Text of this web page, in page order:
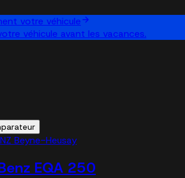
votre véhicule
véhicule avant les vacances.
Beyne-Heusay
EQA 250